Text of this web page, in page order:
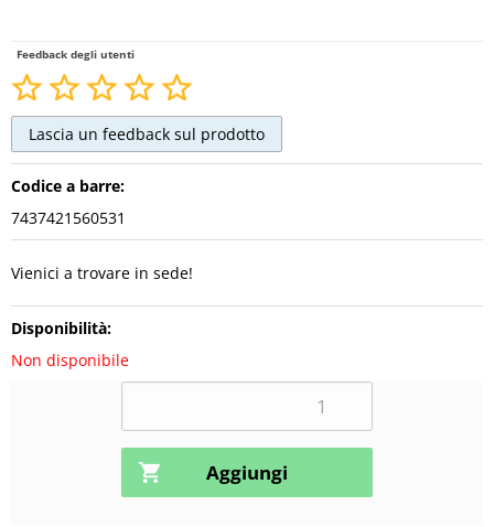
Feedback degli utenti
Codice a barre:
7437421560531
Vienici a trovare in sede!
Disponibilità:
Non disponibile